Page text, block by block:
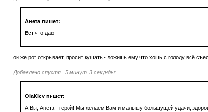
Анета пишет:
Ест что даю
он же рот открывает, просит кушать - ложишь ему что хошь,с голоду всё
Добавлено спустя 5 минут 3 секунды:
OlaKiev пишет:
А Вы, Анета - герой! Мы желаем Вам и малышу большущей удачи,